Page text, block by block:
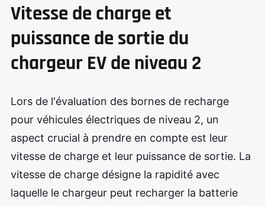
Vitesse de charge et
puissance de sortie du
chargeur EV de niveau 2
Lors de l'évaluation des bornes de recharge
pour véhicules électriques de niveau 2, un
aspect crucial à prendre en compte est leur
vitesse de charge et leur puissance de sortie. La
vitesse de charge désigne la rapidité avec
laquelle le chargeur peut recharger la batterie